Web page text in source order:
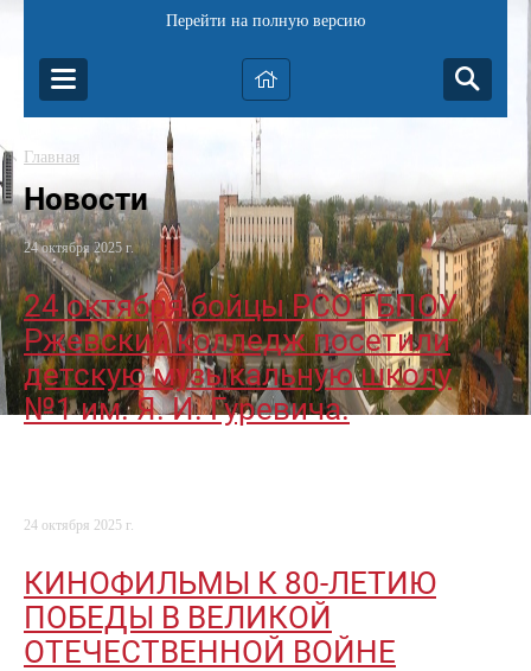
Перейти на полную версию
Главная
Новости
24 октября 2025 г.
24 октября бойцы РСО ГБПОУ
Ржевский колледж посетили
детскую музыкальную школу
№1 им. Я. И. Гуревича.
24 октября 2025 г.
КИНОФИЛЬМЫ К 80-ЛЕТИЮ
ПОБЕДЫ В ВЕЛИКОЙ
ОТЕЧЕСТВЕННОЙ ВОЙНЕ